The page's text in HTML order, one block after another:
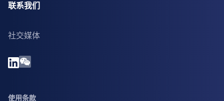
联系我们
社交媒体
使用条款